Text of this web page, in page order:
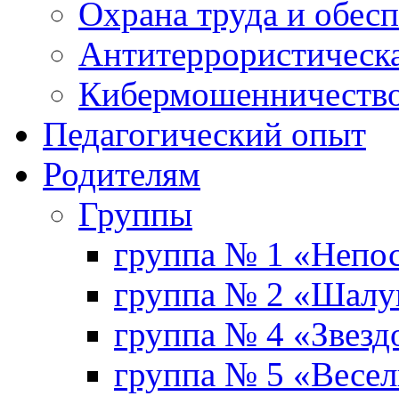
Охрана труда и
Педагогический опыт
Родителям
Группы
группа № 1
группа № 2
группа № 4
группа № 5